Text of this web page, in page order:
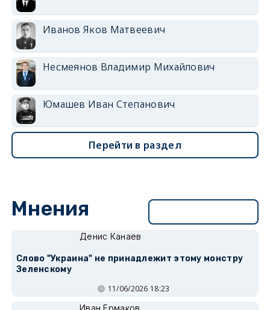
Иванов Яков Матвеевич
Несмеянов Владимир Михайлович
Юмашев Иван Степанович
Перейти в раздел
Мнения
Денис Канаев
Слово "Украина" не принадлежит этому монстру
Зеленскому
11/06/2026 18:23